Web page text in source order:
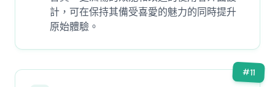
計，可在保持其備受喜愛的魅力的同時提升
原始體驗。
#11